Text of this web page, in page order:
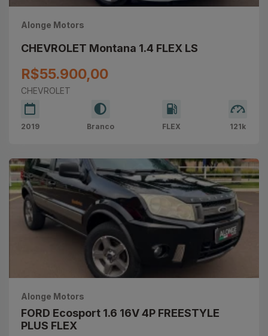
Alonge Motors
CHEVROLET Montana 1.4 FLEX LS
R$55.900,00
CHEVROLET
2019 Branco FLEX 121k
Alonge Motors
FORD Ecosport 1.6 16V 4P FREESTYLE
PLUS FLEX